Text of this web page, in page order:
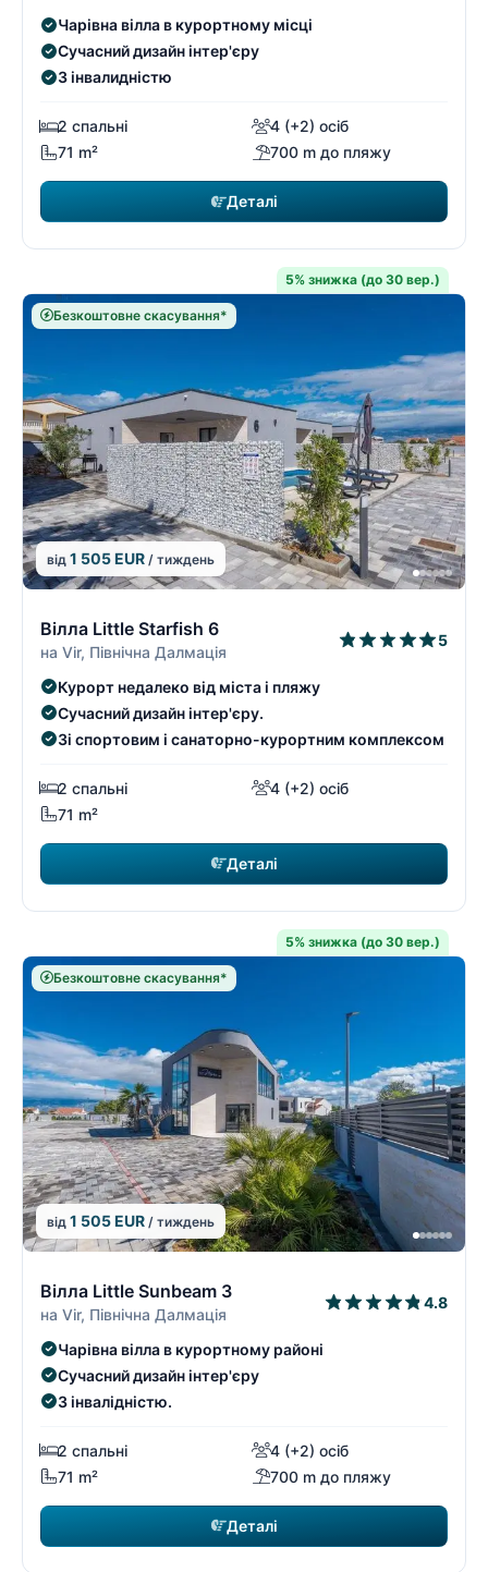
Чарівна вілла в курортному місці
Сучасний дизайн інтер'єру
З інвалидністю
2 спальні
4 (+2) осіб
71 m²
700 m до пляжу
Деталі
5% знижка (до 30 вер.)
Безкоштовне скасування*
від 1 505 EUR / тиждень
Вілла Little Starfish 6
на Vir, Північна Далмація
5
Курорт недалеко від міста і пляжу
Сучасний дизайн інтер'єру.
Зі спортовим і санаторно-курортним комплексом
2 спальні
4 (+2) осіб
71 m²
Деталі
5% знижка (до 30 вер.)
Безкоштовне скасування*
від 1 505 EUR / тиждень
Вілла Little Sunbeam 3
на Vir, Північна Далмація
4.8
Чарівна вілла в курортному районі
Сучасний дизайн інтер'єру
З інвалідністю.
2 спальні
4 (+2) осіб
71 m²
700 m до пляжу
Деталі